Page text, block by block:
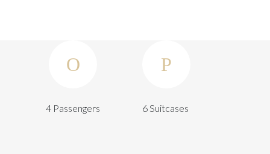
4 Passengers 6 Suitcases